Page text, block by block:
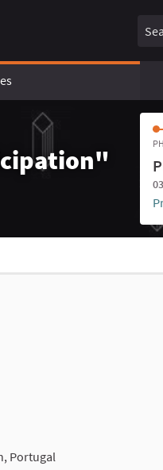
Portugal